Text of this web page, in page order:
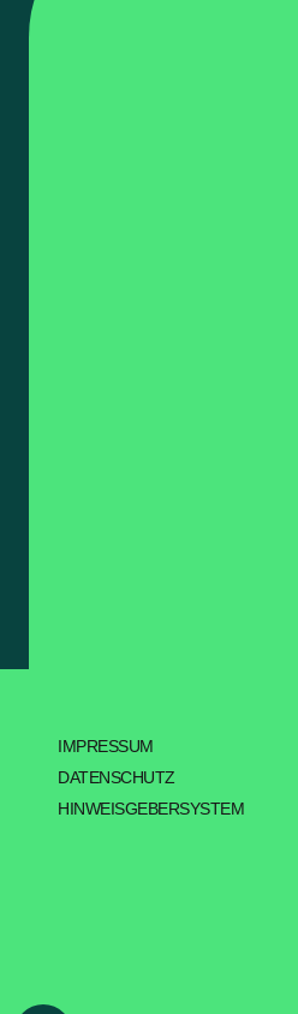
IMPRESSUM
DATENSCHUTZ
HINWEISGEBERSYSTEM